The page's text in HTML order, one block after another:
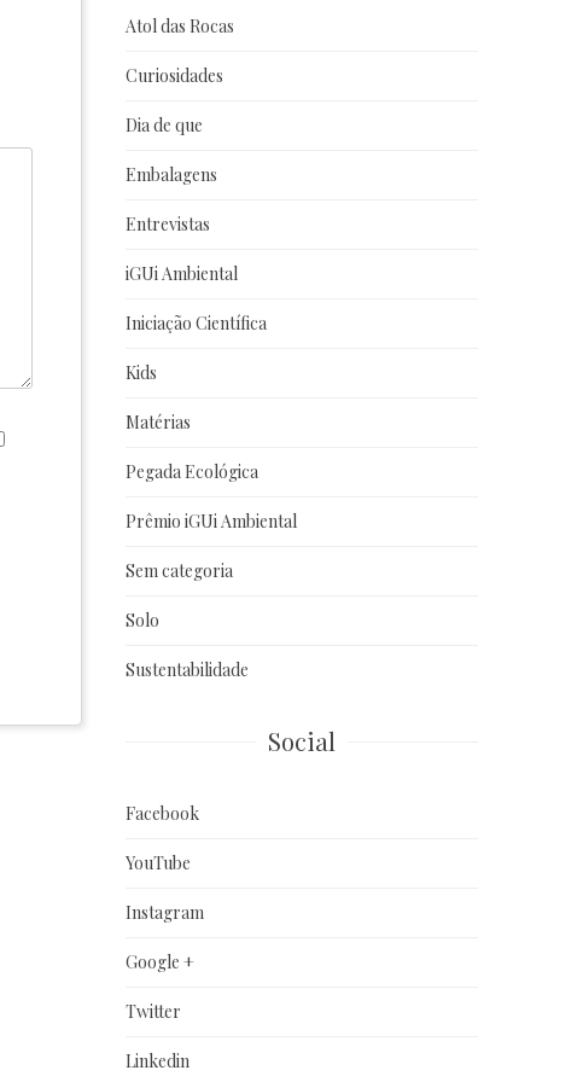
Atol das Rocas
Curiosidades
Dia de que
Embalagens
Entrevistas
iGUi Ambiental
Iniciação Científica
Kids
Matérias
Pegada Ecológica
Prêmio iGUi Ambiental
Sem categoria
Solo
Sustentabilidade
Social
Facebook
YouTube
Instagram
Google +
Twitter
Linkedin